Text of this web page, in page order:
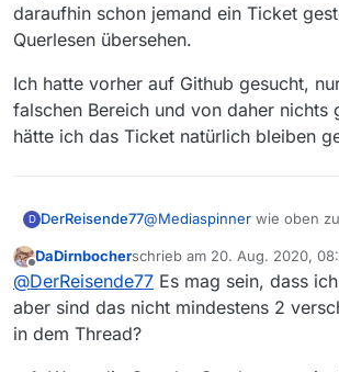
daraufhin schon jemand ein Ticket
Querlesen übersehen.
Ich hatte vorher auf Github gesucht,
falschen Bereich und von daher nichts
hätte ich das Ticket natürlich bleiben
D DerReisende77@Mediaspinner wie oben
noch offen. Von daher
ein zweites zu eröffnen.
Offline
DaDirnbocherschrieb am 20. Aug. 2020,
zuletzt editiert von
@DerReisende77 Es mag sein, dass
aber sind das nicht mindestens 2
in dem Thread?